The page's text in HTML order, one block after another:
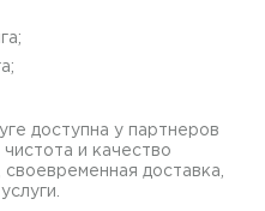
доступна у партнеров
и качество
доставка,